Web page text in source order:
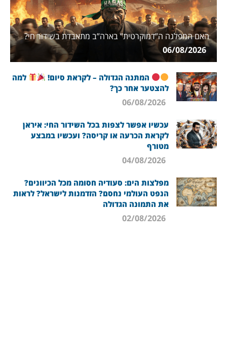
האם המפלגה ה”דמוקרטית” בארה”ב מתאבדת בשידור חי?
06/08/2026
המתנה הגדולה – לקראת סיום!
למה
להצטער אחר כך?
עכשיו אפשר לצפות בכל השידור החי: איראן
לקראת הכרעה או קריסה? ועכשיו במבצע
מטורף
מפלצות הים: סעודיה חסומה מכל הכיוונים?
הנפט העולמי נחסם? הזדמנות לישראל? לראות
את התמונה הגדולה